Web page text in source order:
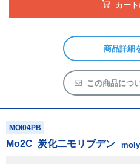
カテゴリ
アウトレット
化学教材・オリジナルグッズ
カー
商品詳細
この商品につ
MOI04PB
Mo2C 炭化二モリブデン